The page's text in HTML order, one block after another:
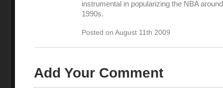
instrumental in popularizing the NBA
1990s.
Posted on August 11th 2009
Add Your Comment